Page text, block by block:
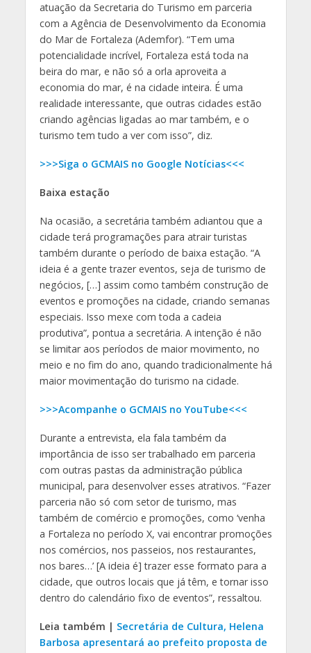
atuação da Secretaria do Turismo em parceria
com a Agência de Desenvolvimento da Economia
do Mar de Fortaleza (Ademfor). “Tem uma
potencialidade incrível, Fortaleza está toda na
beira do mar, e não só a orla aproveita a
economia do mar, é na cidade inteira. É uma
realidade interessante, que outras cidades estão
criando agências ligadas ao mar também, e o
turismo tem tudo a ver com isso”, diz.
>>>Siga o GCMAIS no Google Notícias<<<
Baixa estação
Na ocasião, a secretária também adiantou que a
cidade terá programações para atrair turistas
também durante o período de baixa estação. “A
ideia é a gente trazer eventos, seja de turismo de
negócios, […] assim como também construção de
eventos e promoções na cidade, criando semanas
especiais. Isso mexe com toda a cadeia
produtiva”, pontua a secretária. A intenção é não
se limitar aos períodos de maior movimento, no
meio e no fim do ano, quando tradicionalmente há
maior movimentação do turismo na cidade.
>>>Acompanhe o GCMAIS no YouTube<<<
Durante a entrevista, ela fala também da
importância de isso ser trabalhado em parceria
com outras pastas da administração pública
municipal, para desenvolver esses atrativos. “Fazer
parceria não só com setor de turismo, mas
também de comércio e promoções, como ‘venha
a Fortaleza no período X, vai encontrar promoções
nos comércios, nos passeios, nos restaurantes,
nos bares…’ [A ideia é] trazer esse formato para a
cidade, que outros locais que já têm, e tornar isso
dentro do calendário fixo de eventos”, ressaltou.
Leia também | Secretária de Cultura, Helena
Barbosa apresentará ao prefeito proposta de